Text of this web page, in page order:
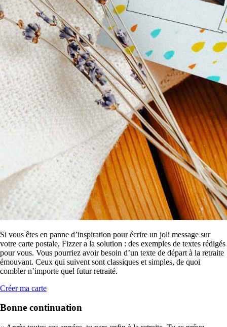
Si vous êtes en panne d’inspiration pour écrire un joli message sur
votre carte postale, Fizzer a la solution : des exemples de textes rédigés
pour vous. Vous pourriez avoir besoin d’un texte de départ à la retraite
émouvant. Ceux qui suivent sont classiques et simples, de quoi
combler n’importe quel futur retraité.
Créer ma carte
Bonne continuation